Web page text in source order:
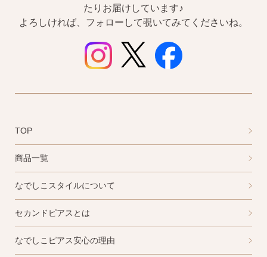
たりお届けしています♪
よろしければ、フォローして覗いてみてくださいね。
TOP
商品一覧
なでしこスタイルについて
セカンドピアスとは
なでしこピアス安心の理由